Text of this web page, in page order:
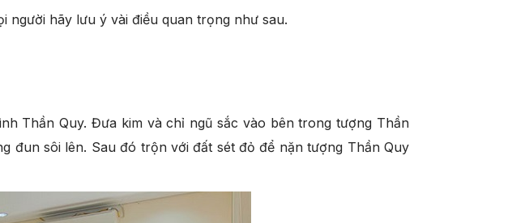
người hãy lưu ý vài điều quan trọng như sau.
Thần Quy. Đưa kim và chỉ ngũ sắc vào bên trong tượng Thần
đun sôi lên. Sau đó trộn với đất sét đỏ để nặn tượng Thần Quy